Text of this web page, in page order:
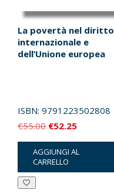
La povertà nel diritto
internazionale e
dell’Unione europea
ISBN: 9791223502808
€55.00 Il
prezzo
originale
era:
€52.25Il
prezzo
attuale
è:
AGGIUNGI AL
CARRELLO